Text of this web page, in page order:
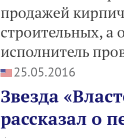
продажей
строительных, а
исполнитель
25.05.2016
Звезда
рассказал о